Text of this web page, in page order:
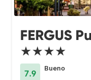
FERGUS
★★★★
7.9
Bueno